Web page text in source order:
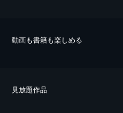
動画も書籍も楽しめる
⾒放題作品